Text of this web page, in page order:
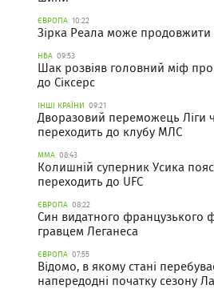
ЄВРОПА 10:22
Зірка Реала може
НБА 09:53
Шак розвіяв головний міф
до Сіксерс
ІНШІ КРАЇНИ 09:21
Дворазовий переможець Ліги
переходить до клубу МЛС
ММА 08:43
Колишній суперник Усика
переходить до UFC
ЄВРОПА 08:22
Син видатного французького
гравцем Леганеса
ЄВРОПА 07:55
Відомо, в якому стані
напередодні початку сезону